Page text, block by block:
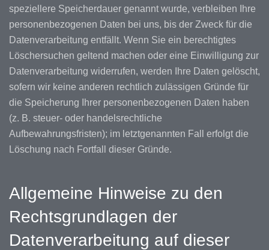
speziellere Speicherdauer genannt wurde, verbleiben Ihre
personenbezogenen Daten bei uns, bis der Zweck für die
Datenverarbeitung entfällt. Wenn Sie ein berechtigtes
Löschersuchen geltend machen oder eine Einwilligung zur
Datenverarbeitung widerrufen, werden Ihre Daten gelöscht,
sofern wir keine anderen rechtlich zulässigen Gründe für
die Speicherung Ihrer personenbezogenen Daten haben
(z. B. steuer- oder handelsrechtliche
Aufbewahrungsfristen); im letztgenannten Fall erfolgt die
Löschung nach Fortfall dieser Gründe.
Allgemeine Hinweise zu den
Rechtsgrundlagen der
Datenverarbeitung auf dieser